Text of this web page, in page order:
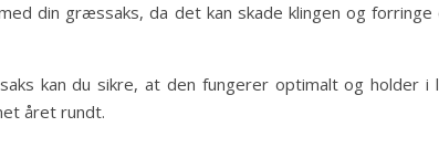
din græssaks, da det kan skade klingen og
kan du sikre, at den fungerer optimalt og holder
året rundt.